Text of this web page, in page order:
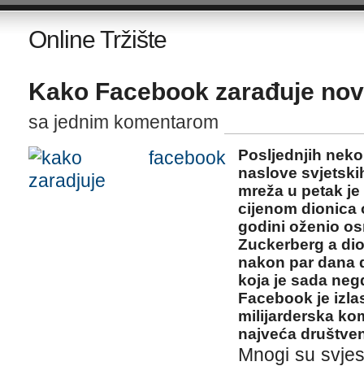
Online Tržište
Kako Facebook zarađuje
sa jednim komentarom
Posljednjih
naslove
mreža u petak
cijenom dionica
godini oženio
Zuckerberg a
nakon par dana
koja je sada
Facebook je
milijarderska
najveća
Mnogi su